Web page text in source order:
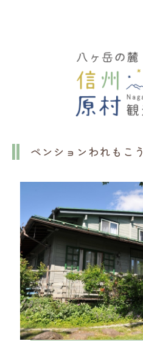
ペンションわれもこう